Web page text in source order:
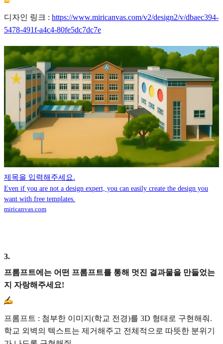
디자인 링크 : https://www.miricanvas.com/v2/design2/v/dbaec394-
5478-491f-a4c4-80fe5dc7dc7e
제목을 입력해주세요.
Even if you are not a design expert, you can easily create the design you
want with free templates.
miricanvas.com
3.
프롬프트에는 어떤 프롬프트를 통해 멋진 결과물을 만들었는
지 자랑해주세요!
프롬프트 : 첨부한 이미지(학교 전경)를 3D 형태로 구현해줘.
학교 외벽의 텍스트는 제거해주고 전체적으로 따뜻한 분위기